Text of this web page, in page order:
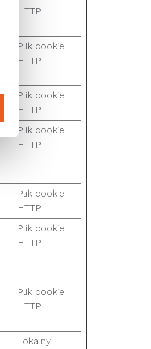
HTTP
Plik cookie
HTTP
Plik cookie
HTTP
Plik cookie
HTTP
Plik cookie
HTTP
Plik cookie
HTTP
Plik cookie
HTTP
Lokalny